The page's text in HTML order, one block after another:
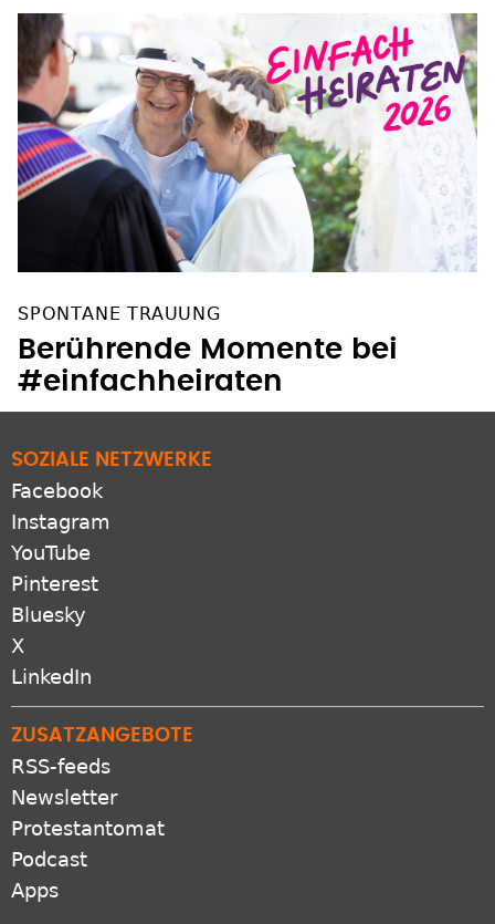
SPONTANE TRAUUNG
Berührende Momente bei
#einfachheiraten
SOZIALE NETZWERKE
Facebook
Instagram
YouTube
Pinterest
Bluesky
X
LinkedIn
ZUSATZANGEBOTE
RSS-feeds
Newsletter
Protestantomat
Podcast
Apps